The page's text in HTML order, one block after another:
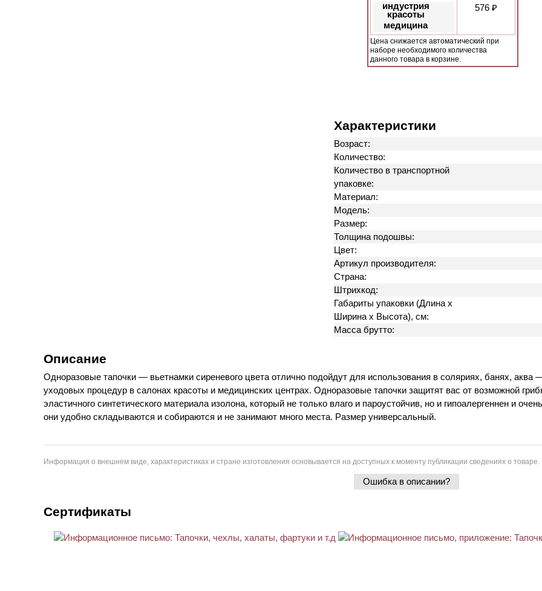
индустрия
красоты
медицина
576 ₽
Цена снижается автоматический при
наборе необходимого количества
данного товара в корзине.
Характеристики
Возраст:
Количество:
Количество в транспортной
упаковке:
Материал:
Модель:
Размер:
Толщина подошвы:
Цвет:
Артикул производителя:
Страна:
Штрихкод:
Габариты упаковки (Длина х
Ширина х Высота), см:
Масса брутто:
Описание
Одноразовые тапочки — вьетнамки сиреневого цвета отлично подойдут для использования в соляриях, банях, аква
уходовых процедур в салонах красоты и медицинских центрах. Одноразовые тапочки защитят вас от возможной
эластичного синтетического материала изолона, который не только влаго и пароустойчив, но и гипоалергеннен и
они удобно складываются и собираются и не занимают много места. Размер универсальный.
Информация о внешнем виде, характеристиках и стране изготовления основывается на доступных к моменту публикации сведениях о товаре.
Ошибка в описании?
Сертификаты